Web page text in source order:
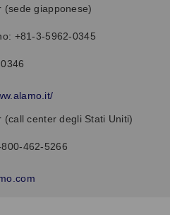
(sede giapponese)
+81-3-5962-0345
(call center degli Stati Uniti)
462-5266